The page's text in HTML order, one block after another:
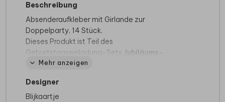
Beschreibung
Absenderaufkleber mit Girlande zur
Doppelparty, 14 Stück.
Dieses Produkt ist Teil des
Geburtstagseinladung-Sets Jubiläums-
Feierlichkeiten.
Mehr anzeigen
Designer
Blijkaartje